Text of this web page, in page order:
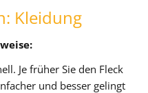
Kleidung
Je früher Sie den Fleck
und besser gelingt